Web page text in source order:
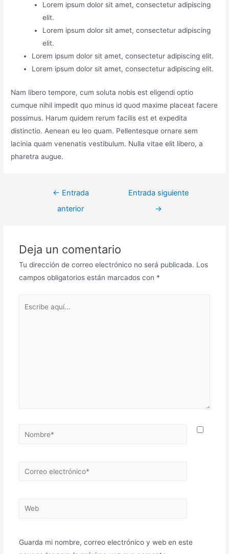
Lorem ipsum dolor sit amet, consectetur adipiscing
elit.
Lorem ipsum dolor sit amet, consectetur adipiscing
elit.
Lorem ipsum dolor sit amet, consectetur adipiscing elit.
Lorem ipsum dolor sit amet, consectetur adipiscing elit.
Nam libero tempore, cum soluta nobis est eligendi optio
cumque nihil impedit quo minus id quod maxime placeat facere
possimus. Harum quidem rerum facilis est et expedita
distinctio. Aenean eu leo quam. Pellentesque ornare sem
lacinia quam venenatis vestibulum. Nulla vitae elit libero, a
pharetra augue.
Navegación
← Entrada
anterior
Entrada siguiente
→
Deja un comentario
Tu dirección de correo electrónico no será publicada. Los
campos obligatorios están marcados con *
Nombre*
Correo
Web
Guarda mi nombre, correo electrónico y web en este